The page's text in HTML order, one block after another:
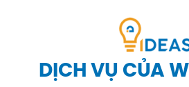
DỊCH VỤ CỦA